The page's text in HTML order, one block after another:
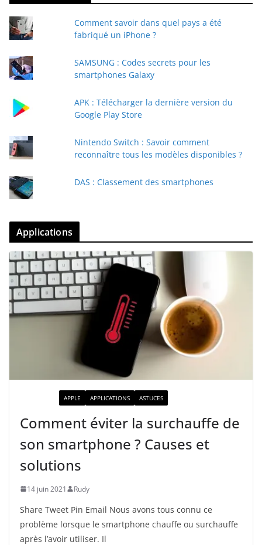
Comment savoir dans quel pays a été
fabriqué un iPhone ?
SAMSUNG : Codes secrets pour les
smartphones Galaxy
APK : Télécharger la dernière version du
Google Play Store
Nintendo Switch : Savoir comment
reconnaître tous les modèles disponibles ?
DAS : Classement des smartphones
Applications
APPLE APPLICATIONS ASTUCES
Comment éviter la surchauffe de
son smartphone ? Causes et
solutions
14 juin 2021 Rudy
Share Tweet Pin Email Nous avons tous connu ce
problème lorsque le smartphone chauffe ou surchauffe
après l’avoir utiliser. Il